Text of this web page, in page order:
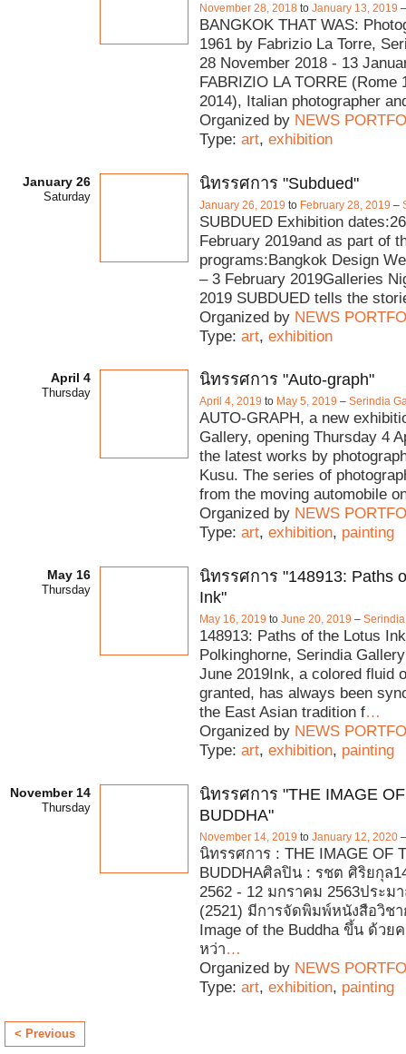
November 28, 2018 to January 13, 2019
BANGKOK THAT WAS:
1961 by Fabrizio La Torre,
28 November 2018 - 13
FABRIZIO LA TORRE (Rome
2014), Italian photographer
Organized by NEWS
Type: art, exhibition
January 26
Saturday
นิทรรศการ "Subdued"
January 26, 2019 to February 28, 2019 –
SUBDUED Exhibition
February 2019and as part of
programs:Bangkok Design
– 3 February 2019Galleries
2019 SUBDUED tells the
Organized by NEWS
Type: art, exhibition
April 4
Thursday
นิทรรศการ "Auto-graph"
April 4, 2019 to May 5, 2019 – Serindia
AUTO-GRAPH, a new
Gallery, opening Thursday 4
the latest works by
Kusu. The series of
from the moving automobile
Organized by NEWS
Type: art, exhibition, painting
May 16
Thursday
นิทรรศการ "148913: Paths
Ink"
May 16, 2019 to June 20, 2019 –
148913: Paths of the Lotus
Polkinghorne, Serindia
June 2019Ink, a colored fluid
granted, has always been
the East Asian tradition f…
Organized by NEWS
Type: art, exhibition, painting
November 14
Thursday
นิทรรศการ "THE IMAGE
BUDDHA"
November 14, 2019 to January 12, 2020
นิทรรศการ : THE IMAGE OF
BUDDHAศิลปิน : รชต ศิริยกุล
2562 - 12 มกราคม 2563ประม
(2521) มีการจัดพิมพ์หนังสือวิชา
Image of the Buddha ขึ้น ด้วย
หว่า…
Organized by NEWS
Type: art, exhibition, painting
< Previous